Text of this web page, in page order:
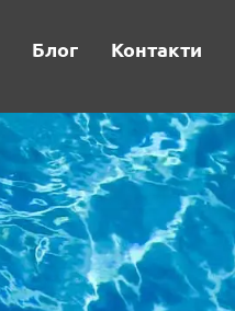
Блог Контакти